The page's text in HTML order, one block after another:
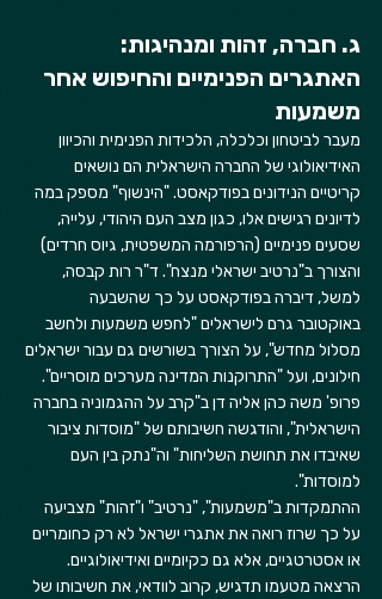
ג. חברה, זהות ומנהיגות:
האתגרים הפנימיים והחיפוש אחר
משמעות
מעבר לביטחון וכלכלה, הלכידות הפנימית והכיוון
האידיאולוגי של החברה הישראלית הם נושאים
קריטיים הנידונים בפודקאסט. "הינשוף" מספק במה
לדיונים רגישים אלו, כגון מצב העם היהודי, עלייה,
שסעים פנימיים (הרפורמה המשפטית, גיוס חרדים)
והצורך ב"נרטיב ישראלי מנצח". ד"ר רות קבסה,
למשל, דיברה בפודקאסט על כך שהשבעה
באוקטובר גרם לישראלים "לחפש משמעות ולחשב
מסלול מחדש", על הצורך בשורשים גם עבור ישראלים
חילונים, ועל "התרוקנות המדינה מערכים מוסריים".
פרופ' משה כהן אליה דן ב"קרב על ההגמוניה בחברה
הישראלית", והודגשה חשיבותם של "מוסדות ציבור
שאיבדו את תחושת השליחות" וה"נתק בין העם
למוסדות".
ההתמקדות ב"משמעות", "נרטיב" ו"זהות" מצביעה
על כך שרוז רואה את אתגרי ישראל לא רק כחומריים
או אסטרטגיים, אלא גם כקיומיים ואידיאולוגיים.
הרצאה מטעמו תדגיש, קרוב לוודאי, את חשיבותו של